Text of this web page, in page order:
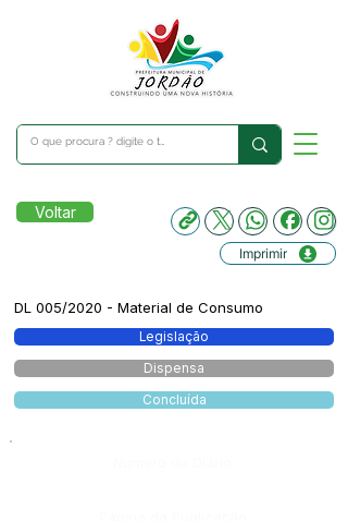
Voltar
Imprimir
DL 005/2020 - Material de Consumo
Legislação
Dispensa
Concluída